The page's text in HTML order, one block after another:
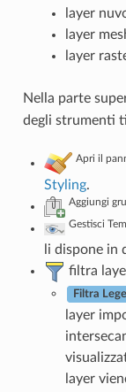
layer
layer
layer
Nella parte
degli strumenti
Apri il
Styling.
Aggiungi
Gestisci
li dispone in
filtra
Filtra
layer
layer